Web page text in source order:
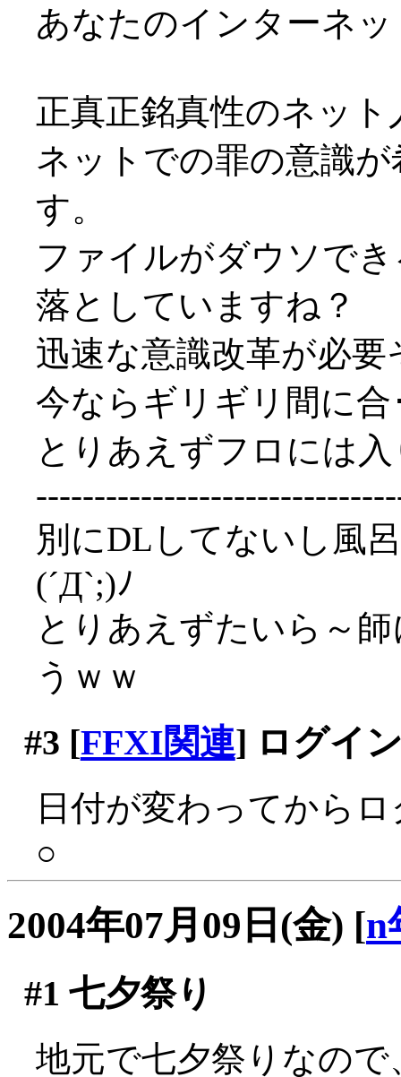
あなたのインターネ
正真正銘真性のネット
ネットでの罪の意識
す。
ファイルがダウソで
落としていますね？
迅速な意識改革が必要
今ならギリギリ間に合
とりあえずフロには
別にDLしてないし風
(´Д`;)ﾉ
とりあえずたいら～
うｗｗ
#3 [FFXI関連] ログイ
日付が変わってから
○
2004年07月09日(金) [n
#1 七夕祭り
地元で七夕祭りなの